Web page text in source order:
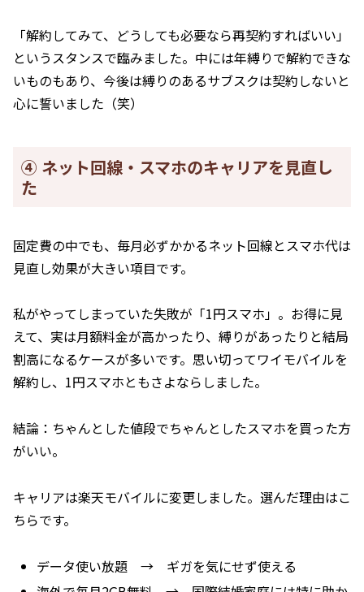
「解約してみて、どうしても必要なら再契約すればいい」
というスタンスで臨みました。中には年縛りで解約できな
いものもあり、今後は縛りのあるサブスクは契約しないと
心に誓いました（笑）
④ ネット回線・スマホのキャリアを見直し
た
固定費の中でも、毎月必ずかかるネット回線とスマホ代は
見直し効果が大きい項目です。
私がやってしまっていた失敗が「1円スマホ」。お得に見
えて、実は月額料金が高かったり、縛りがあったりと結局
割高になるケースが多いです。思い切ってワイモバイルを
解約し、1円スマホともさよならしました。
結論：ちゃんとした値段でちゃんとしたスマホを買った方
がいい。
キャリアは楽天モバイルに変更しました。選んだ理由はこ
ちらです。
データ使い放題 → ギガを気にせず使える